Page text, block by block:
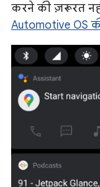
करने की ज़रूरत
Automotive OS